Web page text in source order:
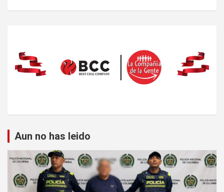
Aun no has leido